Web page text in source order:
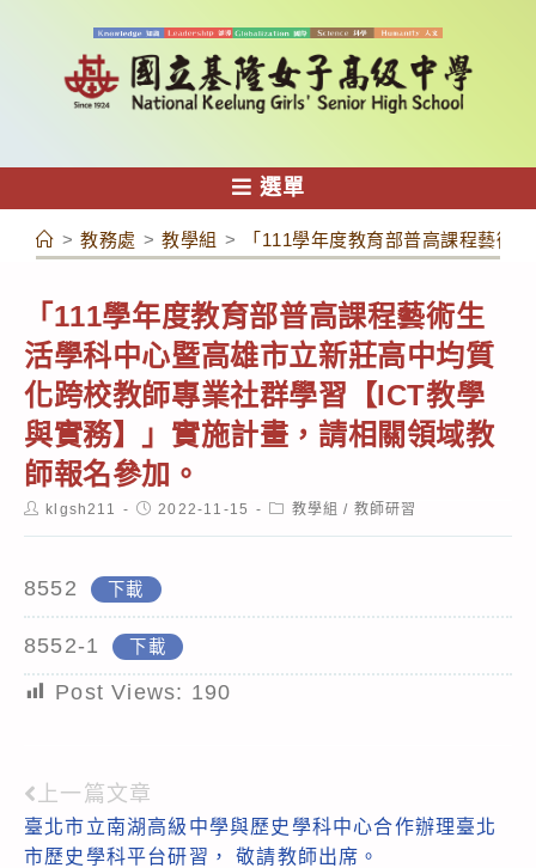
容
選單
> 教務處 > 教學組 > 「111學年度教育部普高課程藝術
「111學年度教育部普高課程藝術生
活學科中心暨高雄市立新莊高中均質
化跨校教師專業社群學習【ICT教學
與實務】」實施計畫，請相關領域教
師報名參加。
Postklgsh211
Post2022-11-15
Post教學組 / 教師研習
8552 下載
8552-1 下載
Post Views: 190
Read
more
上一篇文章
臺北市立南湖高級中學與歷史學科中心合作辦理臺北
市歷史學科平台研習， 敬請教師出席。